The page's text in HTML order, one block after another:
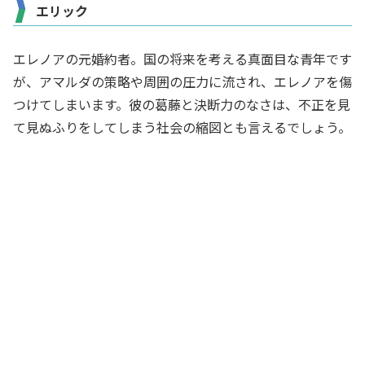
エリック
エレノアの元婚約者。国の将来を考える真面目な青年です
が、アマルダの策略や周囲の圧力に流され、エレノアを傷
つけてしまいます。彼の葛藤と決断力のなさは、不正を見
て見ぬふりをしてしまう社会の縮図とも言えるでしょう。